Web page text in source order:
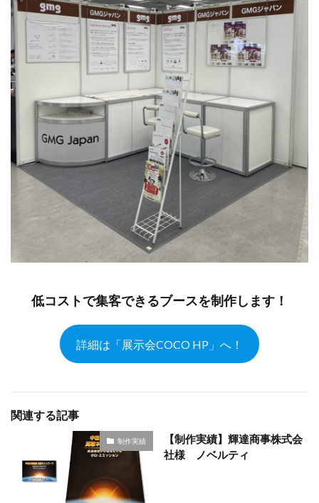
低コストで集客できるブースを制作します！
詳細は「展示会COCO HP」へ！
関連する記事
制作実績
【制作実績】輝達商事株式会
社様 ノベルティ